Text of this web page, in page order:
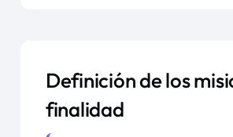
Definición de los
finalidad